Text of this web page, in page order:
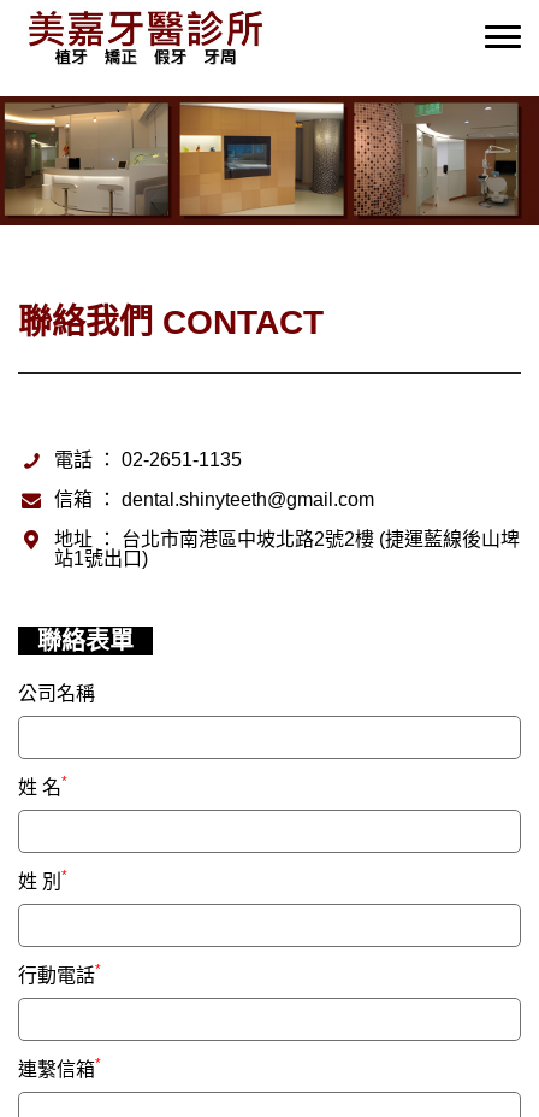
聯絡我們 CONTACT
電話 ： 02-2651-1135
信箱 ： dental.shinyteeth@gmail.com
地址 ： 台北市南港區中坡北路2號2樓 (捷運藍線後山埤
站1號出口)
聯絡表單
公司名稱
姓 名*
姓 別 *
行動電話*
連繫信箱*